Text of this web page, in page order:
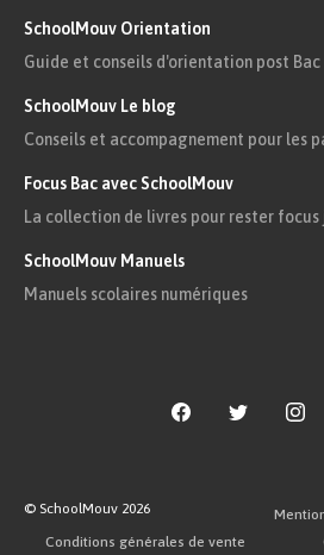
« Sitôt qu’ils se reposaient de
« L’île des Sirènes était une
comme l’eau fraîche aux
SchoolMouv Orientation
Guide et conseils d'orientation post Bac
SchoolMouv Le blog
Conseils et accompagnement pour les
Focus Bac avec SchoolMouv
La collection de livres pour rester focus
SchoolMouv Manuels
Manuels scolaires numériques
© SchoolMouv 2026
Conditions générales de vente